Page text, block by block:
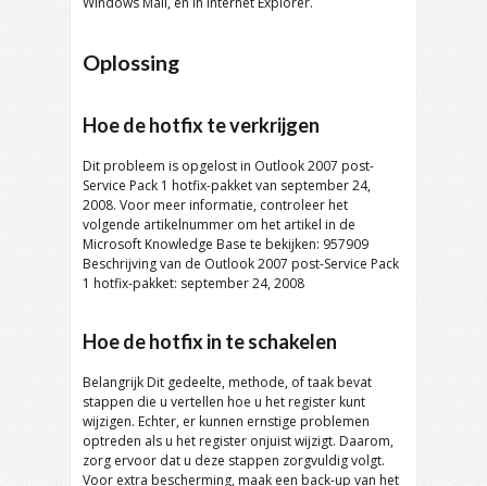
Oplossing
Hoe de hotfix te verkrijgen
Dit probleem is opgelost in Outlook 2007 post-
Service Pack 1 hotfix-pakket van september 24,
2008. Voor meer informatie, controleer het
volgende artikelnummer om het artikel in de
Microsoft Knowledge Base te bekijken: 957909
Beschrijving van de Outlook 2007 post-Service Pack
1 hotfix-pakket: september 24, 2008
Hoe de hotfix in te schakelen
Belangrijk Dit gedeelte, methode, of taak bevat
stappen die u vertellen hoe u het register kunt
wijzigen. Echter, er kunnen ernstige problemen
optreden als u het register onjuist wijzigt. Daarom,
zorg ervoor dat u deze stappen zorgvuldig volgt.
Voor extra bescherming, maak een back-up van het